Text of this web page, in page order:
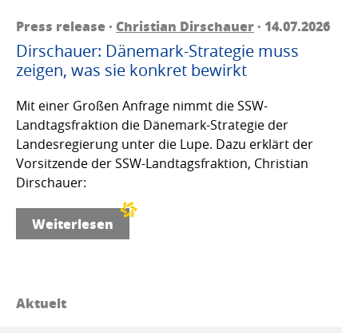
Press release · Christian Dirschauer· 14.07.2026
Dirschauer: Dänemark-Strategie muss
zeigen, was sie konkret bewirkt
Mit einer Großen Anfrage nimmt die SSW-
Landtagsfraktion die Dänemark-Strategie der
Landesregierung unter die Lupe. Dazu erklärt der
Vorsitzende der SSW-Landtagsfraktion, Christian
Dirschauer:
Weiterlesen
Aktuelt